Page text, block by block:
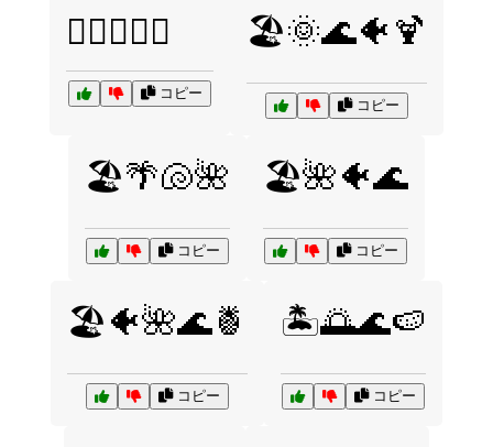
🏄‍♀️🌊🐬🌺
コピー
🏖️🌞🌊🐠🍹
コピー
🏖️🌴🐚🌺
コピー
🏖️🌺🐠🌊
コピー
🏖️🐠🌺🌊🍍
コピー
🏝️🌅🌊🍉
コピー